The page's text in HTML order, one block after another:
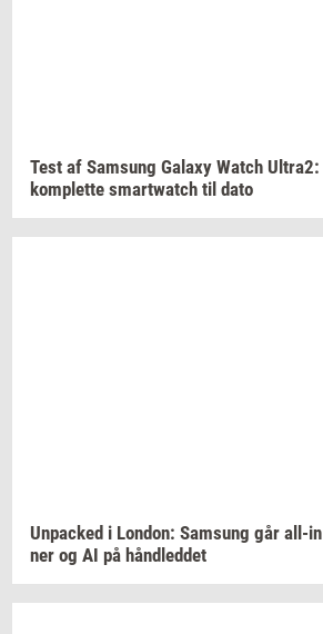
Test af Sams­ung Ga­laxy Watch Ultra2:
kom­plet­te smartwatch til dato
Un­pa­ck­ed i Lon­don: Sams­ung går all-​in
ner og AI på hånd­led­det